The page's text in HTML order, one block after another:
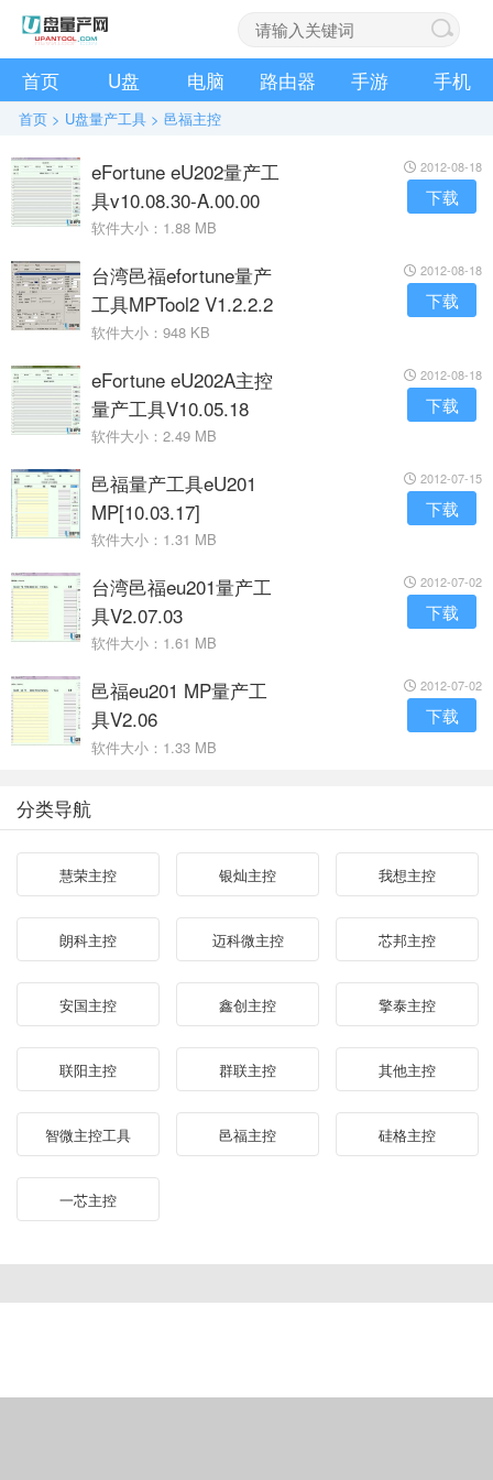
首页 U盘 电脑 路由器 手游 手机
首页 > U盘量产工具 > 邑福主控
eFortune eU202量产工
具v10.08.30-A.00.00
软件大小：1.88 MB
2012-08-18
下载
台湾邑福efortune量产
工具MPTool2 V1.2.2.2
软件大小：948 KB
2012-08-18
下载
eFortune eU202A主控
量产工具V10.05.18
软件大小：2.49 MB
2012-08-18
下载
邑福量产工具eU201
MP[10.03.17]
软件大小：1.31 MB
2012-07-15
下载
台湾邑福eu201量产工
具V2.07.03
软件大小：1.61 MB
2012-07-02
下载
邑福eu201 MP量产工
具V2.06
软件大小：1.33 MB
2012-07-02
下载
分类导航
慧荣主控 银灿主控 我想主控
朗科主控 迈科微主控 芯邦主控
安国主控 鑫创主控 擎泰主控
联阳主控 群联主控 其他主控
智微主控工具 邑福主控 硅格主控
一芯主控